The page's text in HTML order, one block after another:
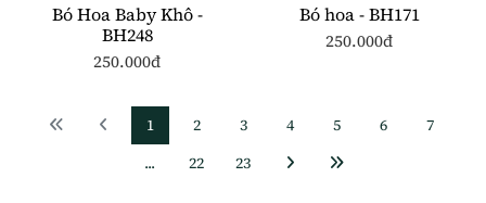
Bó Hoa Baby Khô -
BH248
250.000đ
Bó hoa - BH171
250.000đ
1 2 3 4 5 6
7
...
22 23